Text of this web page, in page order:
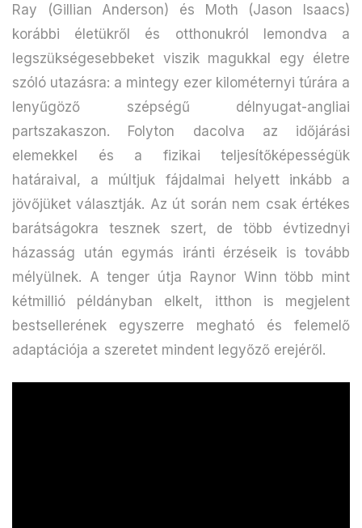
Ray (Gillian Anderson) és Moth (Jason Isaacs)
korábbi életükről és otthonukról lemondva a
legszükségesebbeket viszik magukkal egy életre
szóló utazásra: a mintegy ezer kilométernyi túrára a
lenyűgöző szépségű délnyugat-angliai
partszakaszon. Folyton dacolva az időjárási
elemekkel és a fizikai teljesítőképességük
határaival, a múltjuk fájdalmai helyett inkább a
jövőjüket választják. Az út során nem csak értékes
barátságokra tesznek szert, de több évtizednyi
házasság után egymás iránti érzéseik is tovább
mélyülnek. A tenger útja Raynor Winn több mint
kétmillió példányban elkelt, itthon is megjelent
bestsellerének egyszerre megható és felemelő
adaptációja a szeretet mindent legyőző erejéről.